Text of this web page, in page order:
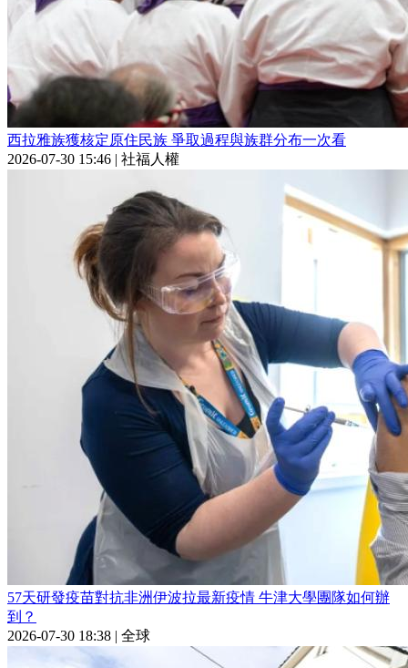
西拉雅族獲核定原住民族 爭取過程與族群分布一次看
2026-07-30 15:46 | 社福人權
57天研發疫苗對抗非洲伊波拉最新疫情 牛津大學團隊如何辦
到？
2026-07-30 18:38 | 全球